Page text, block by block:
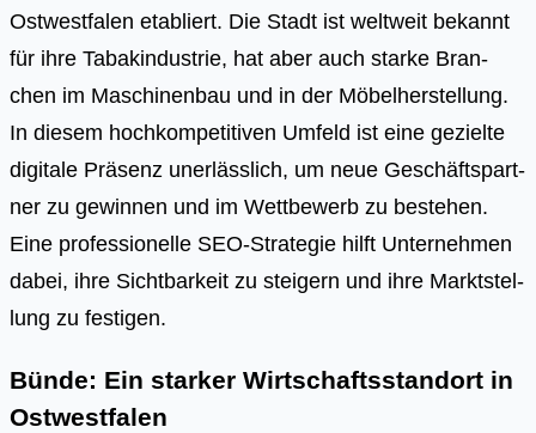
Ost­west­fa­len eta­bliert. Die Stadt ist welt­weit bekannt
für ihre Tabak­in­dus­trie, hat aber auch star­ke Bran­
chen im Maschi­nen­bau und in der Möbel­her­stel­lung.
In die­sem hoch­kom­pe­ti­ti­ven Umfeld ist eine geziel­te
digi­ta­le Prä­senz uner­läss­lich, um neue Geschäfts­part­
ner zu gewin­nen und im Wett­be­werb zu bestehen.
Eine pro­fes­sio­nel­le SEO-Stra­te­gie hilft Unter­neh­men
dabei, ihre Sicht­bar­keit zu stei­gern und ihre Markt­stel­
lung zu fes­ti­gen.
Bünde: Ein starker Wirtschaftsstandort in
Ostwestfalen